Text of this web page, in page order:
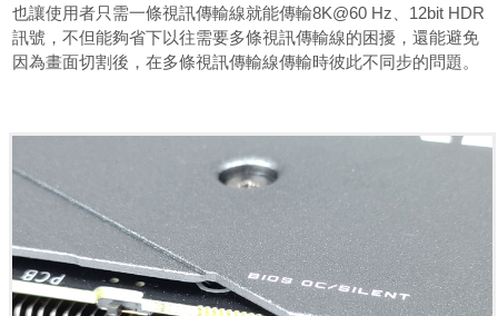
也讓使用者只需一條視訊傳輸線就能傳輸8K@60 Hz、12bit HDR
訊號，不但能夠省下以往需要多條視訊傳輸線的困擾，還能避免
因為畫面切割後，在多條視訊傳輸線傳輸時彼此不同步的問題。